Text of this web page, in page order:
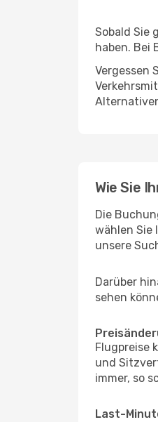
Sobald Sie
haben. Bei
Vergessen
Wie Sie
Die
wählen Sie
unsere
Darüber
sehen
Flugpreise
und
immer, so
Last-